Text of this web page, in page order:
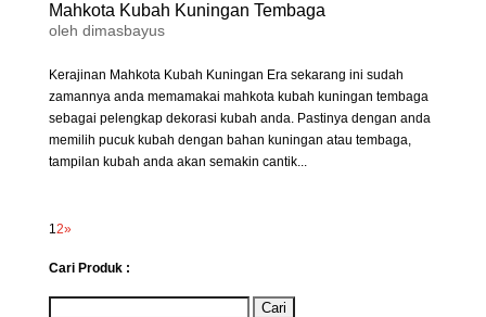
Mahkota Kubah Kuningan Tembaga
oleh dimasbayus
Kerajinan Mahkota Kubah Kuningan Era sekarang ini sudah
zamannya anda memamakai mahkota kubah kuningan tembaga
sebagai pelengkap dekorasi kubah anda. Pastinya dengan anda
memilih pucuk kubah dengan bahan kuningan atau tembaga,
tampilan kubah anda akan semakin cantik...
12»
Cari Produk :